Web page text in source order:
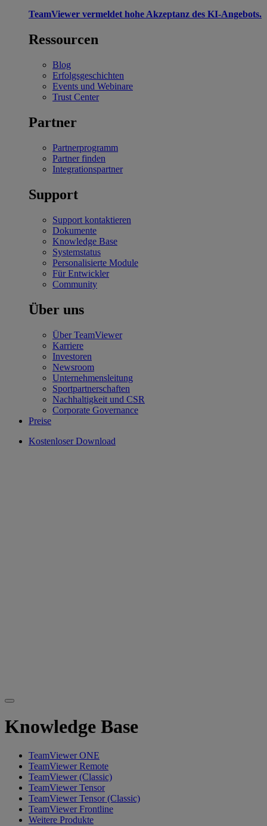
TeamViewer vermeldet hohe Akzeptanz des KI-Angebots.
Ressourcen
Blog
Erfolgsgeschichten
Events und Webinare
Trust Center
Partner
Partnerprogramm
Partner finden
Integrationspartner
Support
Support kontaktieren
Dokumente
Knowledge Base
Systemstatus
Personalisierte Module
Für Entwickler
Community
Über uns
Über TeamViewer
Karriere
Investoren
Newsroom
Unternehmensleitung
Sportpartnerschaften
Nachhaltigkeit und CSR
Corporate Governance
Preise
Kostenloser Download
Knowledge Base
TeamViewer ONE
TeamViewer Remote
TeamViewer (Classic)
TeamViewer Tensor
TeamViewer Tensor (Classic)
TeamViewer Frontline
Weitere Produkte